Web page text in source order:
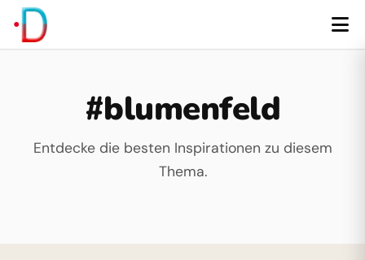
#blumenfeld
Entdecke die besten Inspirationen zu diesem
Thema.